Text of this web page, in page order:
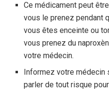
Ce médicament peut
vous le prenez pendant
vous êtes enceinte ou
vous prenez du
votre médecin.
Informez votre
parler de tout risque